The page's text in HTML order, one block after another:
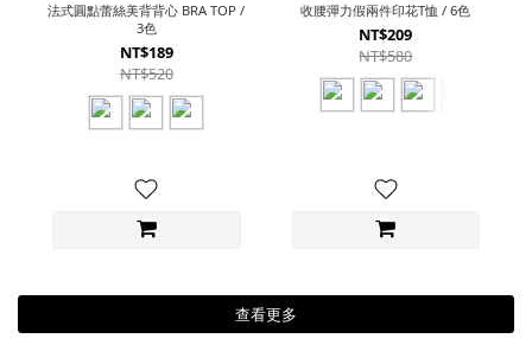
法式圓點蕾絲美背背心 BRA TOP /
3色
NT$189
NT$520
收腰彈力假兩件印花T恤 / 6色
NT$209
NT$580
查看更多